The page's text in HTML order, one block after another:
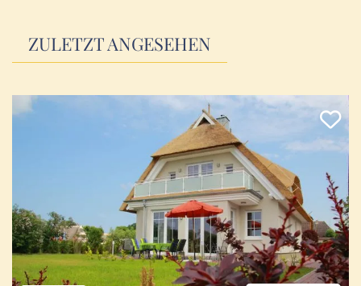
ZULETZT ANGESEHEN